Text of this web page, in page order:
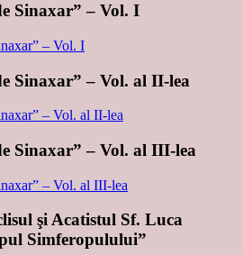
Sinaxar” – Vol. I
Sinaxar” – Vol. al II-lea
Sinaxar” – Vol. al III-lea
şi Acatistul Sf. Luca
Simferopulului”